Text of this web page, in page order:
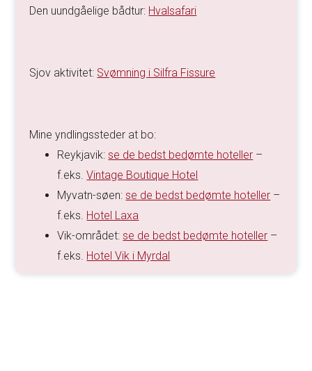
Den uundgåelige bådtur: Hvalsafari
Sjov aktivitet: Svømning i Silfra Fissure
Mine yndlingssteder at bo:
Reykjavik:se de bedst bedømte hoteller –
f.eks.Vintage Boutique Hotel
Myvatn-søen:se de bedst bedømte hoteller –
f.eks. Hotel Laxa
Vik-området:se de bedst bedømte hoteller –
f.eks. Hotel Vik i Myrdal